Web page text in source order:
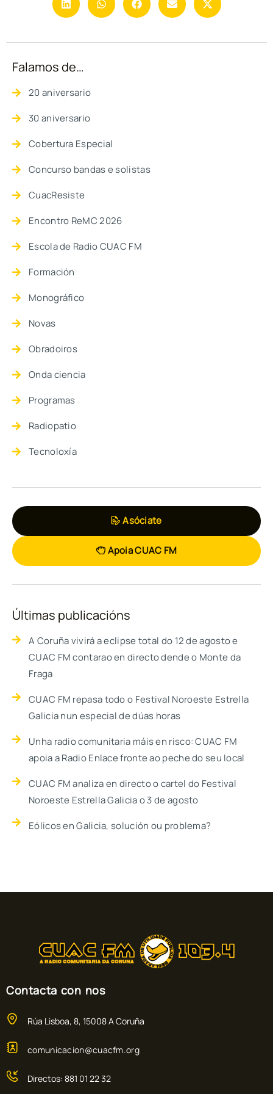
Falamos de…
20 aniversario
30 aniversario
Cobertura Especial
Concurso bandas e solistas
CuacResiste
Encontro ReMC 2026
Escola de Radio CUAC FM
Formación
Monográfico
Novas
Obradoiros
Onda ciencia
Programas
Radiopatio
Tecnoloxía
Asóciate
Apoia CUAC FM
Últimas publicacións
A Coruña vivirá a eclipse total do 12 de agosto e
CUAC FM contarao en directo dende o Monte da
Fraga
CUAC FM repasa todo o Festival Noroeste Estrella
Galicia nun especial de dúas horas
Unha radio comunitaria máis en risco: CUAC FM
apoia a Radio Enlace fronte ao peche do seu local
CUAC FM analiza en directo o cartel do Festival
Noroeste Estrella Galicia o 3 de agosto
Eólicos en Galicia, solución ou problema?
Contacta con nos
Rúa Lisboa, 8, 15008 A Coruña
comunicacion@cuacfm.org
Directos: 881 01 22 32